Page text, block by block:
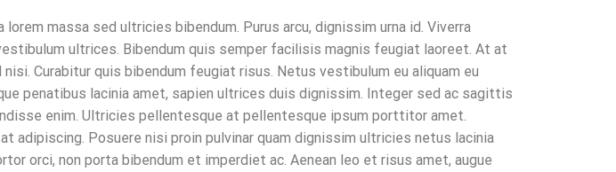
massa sed ultricies bibendum. Purus arcu, dignissim urna id. Viverra
ultrices. Bibendum quis semper facilisis magnis feugiat laoreet. At at
Curabitur quis bibendum feugiat risus. Netus vestibulum eu aliquam eu
penatibus lacinia amet, sapien ultrices duis dignissim. Integer sed ac sagittis
enim. Ultricies pellentesque at pellentesque ipsum porttitor amet.
Posuere nisi proin pulvinar quam dignissim ultricies netus lacinia
orci, non porta bibendum et imperdiet ac. Aenean leo et risus amet, augue